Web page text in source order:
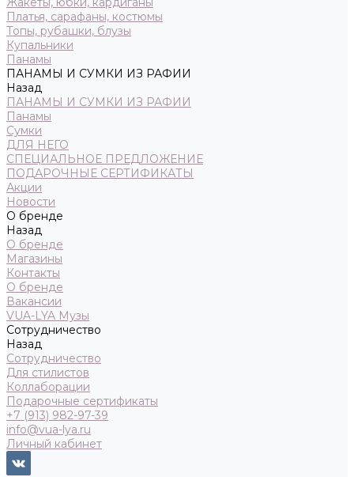
Платья, сарафаны, костюмы
Топы, рубашки, блузы
Купальники
Панамы
ПАНАМЫ И СУМКИ ИЗ РАФИИ
Назад
ПАНАМЫ И СУМКИ ИЗ РАФИИ
Панамы
Сумки
ДЛЯ НЕГО
СПЕЦИАЛЬНОЕ ПРЕДЛОЖЕНИЕ
ПОДАРОЧНЫЕ СЕРТИФИКАТЫ
Акции
Новости
О бренде
Назад
О бренде
Магазины
Контакты
О бренде
Вакансии
VUA-LYA Музы
Сотрудничество
Назад
Сотрудничество
Для стилистов
Коллаборации
Подарочные сертификаты
+7 (913) 982-97-39
info@vua-lya.ru
Личный кабинет